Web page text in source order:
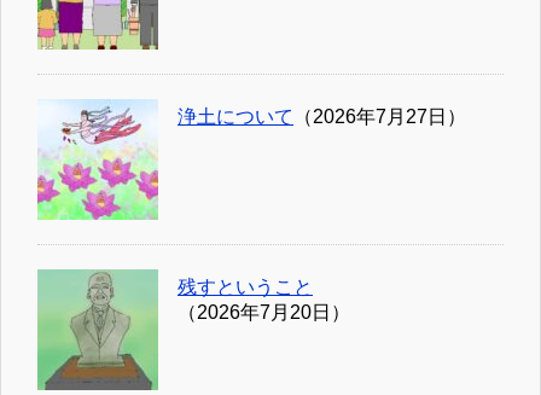
浄土について （2026年7月27日）
残すということ
（2026年7月20日）